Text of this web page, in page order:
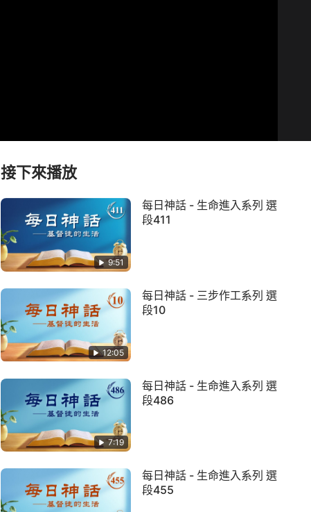
接下來播放
9:51
每日神話 - 生命進入系列 選
段411
12:05
每日神話 - 三步作工系列 選
段10
7:19
每日神話 - 生命進入系列 選
段486
每日神話 - 生命進入系列 選
段455